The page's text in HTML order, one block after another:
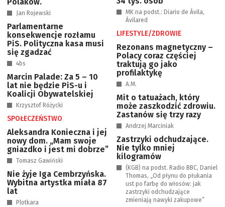
Jan Rojewski
Parlamentarne
konsekwencje rozłamu
PiS. Polityczna kasa musi
się zgadzać
4bs
Marcin Palade: Za 5 – 10
lat nie będzie PiS-u i
Koalicji Obywatelskiej
Krzysztof Różycki
SPOŁECZEŃSTWO
Aleksandra Konieczna i jej
nowy dom. „Mam swoje
gniazdko i jest mi dobrze”
Tomasz Gawiński
Nie żyje Iga Cembrzyńska.
Wybitna artystka miała 87
lat
Plotkara
MK na podst.: Diario de Ávila,
Ávilared
LIFESTYLE/ZDROWIE
Rezonans magnetyczny –
Polacy coraz częściej
traktują go jako
profilaktykę
A.M.
Mit o tatuażach, który
może zaszkodzić zdrowiu.
Zastanów się trzy razy
Andrzej Marciniak
Zastrzyki odchudzające.
Nie tylko mniej
kilogramów
(KGB) na podst. Radio BBC, Daniel
Thomas, „Od płynu do płukania
ust po farbę do włosów: jak
zastrzyki odchudzające
zmieniają nawyki zakupowe”